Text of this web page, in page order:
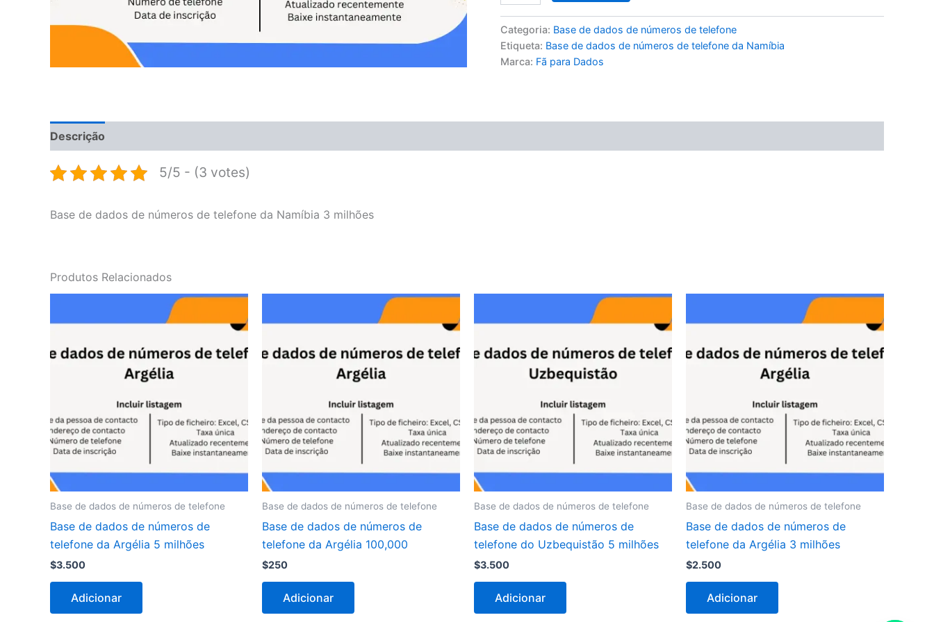
Categoria: Base de dados de números de telefone
Etiqueta: Base de dados de números de telefone da Namíbia
Marca: Fã para Dados
Descrição
5/5 - (3 votes)
Base de dados de números de telefone da Namíbia 3 milhões
Produtos Relacionados
Base de dados de números de telefone
Base de dados de números de
telefone da Argélia 5 milhões
$3.500
Adicionar
Base de dados de números de telefone
Base de dados de números de
telefone da Argélia 100,000
$250
Adicionar
Base de dados de números de telefone
Base de dados de números de
telefone do Uzbequistão 5 milhões
$3.500
Adicionar
Base de dados de números de telefone
Base de dados de números de
telefone da Argélia 3 milhões
$2.500
Adicionar